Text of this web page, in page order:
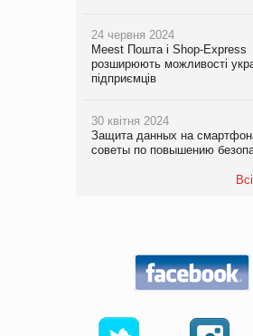
24 червня 2024
Meest Пошта і Shop-Express
розширюють можливості
підприємців
30 квітня 2024
Защита данных на
советы по повышению